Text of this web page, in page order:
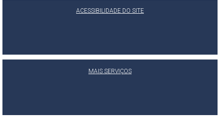
ACESSIBILIDADE DO SITE
MAIS SERVIÇOS